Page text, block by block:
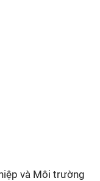
và Môi trường